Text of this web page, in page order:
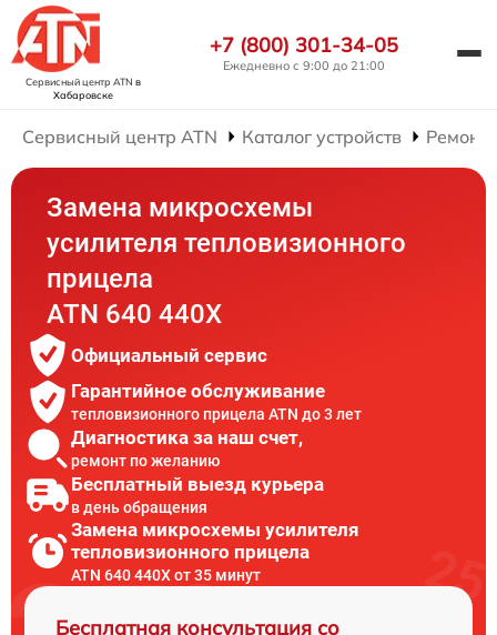
Сервисный центр ATN в
Хабаровске
+7 (800) 301-34-05
Ежедневно с 9:00 до 21:00
Сервисный центр ATN Каталог устройств Ремонт
Замена микросхемы
усилителя тепловизионного
прицела
ATN 640 440X
Официальный сервис
Гарантийное обслуживание
тепловизионного прицела ATN до 3 лет
Диагностика за наш счет,
ремонт по желанию
Бесплатный выезд курьера
в день обращения
Замена микросхемы усилителя
тепловизионного прицела
ATN 640 440X от 35 минут
Бесплатная консультация со